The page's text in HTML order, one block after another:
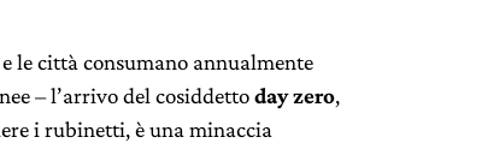
le città consumano annualmente
– l’arrivo del cosiddettoday zero,
i rubinetti, è una minaccia